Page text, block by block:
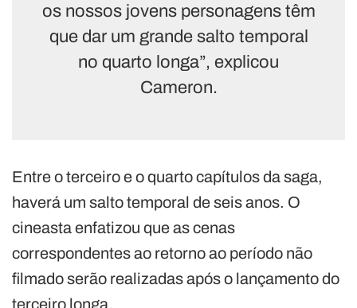
os nossos jovens personagens têm
que dar um grande salto temporal
no quarto longa”, explicou
Cameron.
Entre o terceiro e o quarto capítulos da saga,
haverá um salto temporal de seis anos. O
cineasta enfatizou que as cenas
correspondentes ao retorno ao período não
filmado serão realizadas após o lançamento do
terceiro longa.